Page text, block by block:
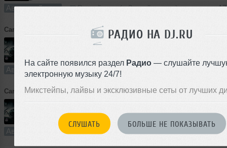
РАДИО НА DJ.RU
На сайте появился раздел Радио — слушайте
электронную музыку 24/7!
Микстейпы, лайвы и эксклюзивные сеты от лучших
СЛУШАТЬ БОЛЬШЕ НЕ ПОКАЗЫВАТЬ
Авторский трек В плейлист (в 3 плейлистах)
Cartoon People Records Damitrex - Love Money (Radio Edit)
Авторский трек В плейлист
Cartoon People Records ➝Damitrex - Back to the basics (Radio Edit)
57 5.8 MB,
Авторский трек В плейлист (в 2 плейлистах)